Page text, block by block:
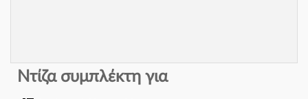
Ντίζα συμπλέκτη για